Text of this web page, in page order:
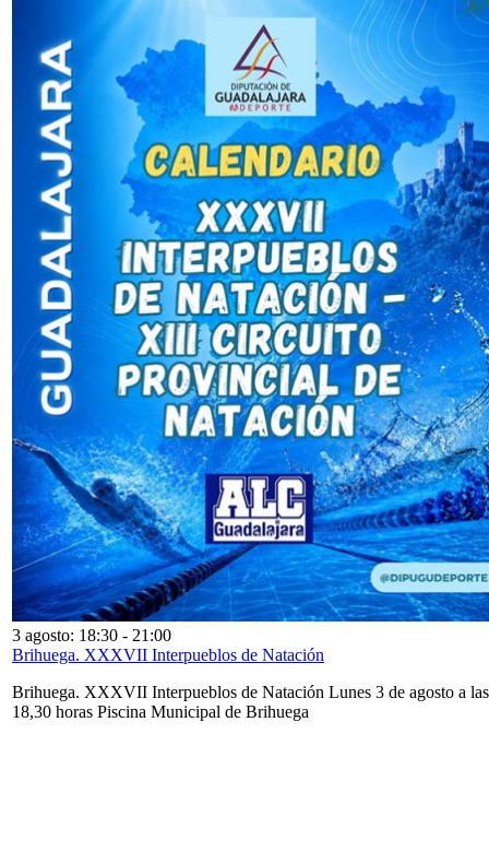
3 agosto: 18:30 - 21:00
Brihuega. XXXVII Interpueblos de Natación
Brihuega. XXXVII Interpueblos de Natación Lunes 3 de agosto a las
18,30 horas Piscina Municipal de Brihuega